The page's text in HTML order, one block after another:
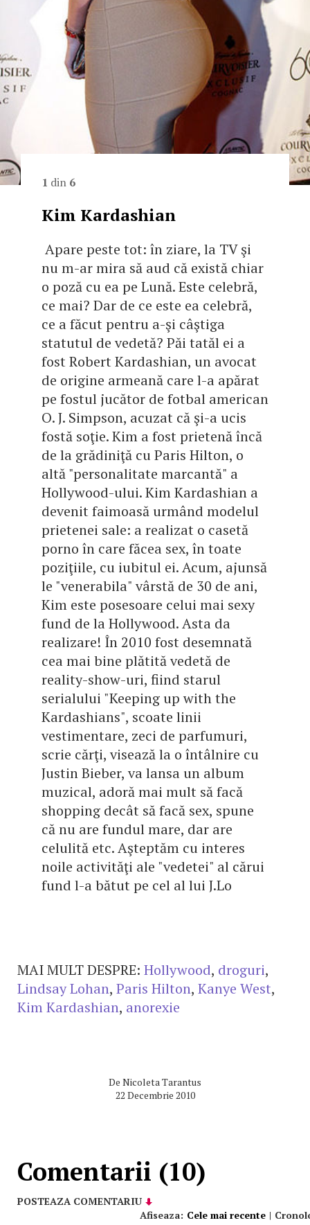
1 din 6
Kim Kardashian
Apare peste tot: în ziare, la TV şi
nu m-ar mira să aud că există chiar
o poză cu ea pe Lună. Este celebră,
ce mai? Dar de ce este ea celebră,
ce a făcut pentru a-şi câştiga
statutul de vedetă? Păi tatăl ei a
fost Robert Kardashian, un avocat
de origine armeană care l-a apărat
pe fostul jucător de fotbal american
O. J. Simpson, acuzat că şi-a ucis
fostă soţie. Kim a fost prietenă încă
de la grădiniţă cu Paris Hilton, o
altă "personalitate marcantă" a
Hollywood-ului. Kim Kardashian a
devenit faimoasă urmând modelul
prietenei sale: a realizat o casetă
porno în care făcea sex, în toate
poziţiile, cu iubitul ei. Acum, ajunsă
le "venerabila" vârstă de 30 de ani,
Kim este posesoare celui mai sexy
fund de la Hollywood. Asta da
realizare! În 2010 fost desemnată
cea mai bine plătită vedetă de
reality-show-uri, fiind starul
serialului "Keeping up with the
Kardashians", scoate linii
vestimentare, zeci de parfumuri,
scrie cărţi, visează la o întâlnire cu
Justin Bieber, va lansa un album
muzical, adoră mai mult să facă
shopping decât să facă sex, spune
că nu are fundul mare, dar are
celulită etc. Aşteptăm cu interes
noile activităţi ale "vedetei" al cărui
fund l-a bătut pe cel al lui J.Lo
MAI MULT DESPRE: Hollywood, droguri,
Lindsay Lohan, Paris Hilton, Kanye West,
Kim Kardashian, anorexie
De Nicoleta Tarantus
22 Decembrie 2010
Comentarii (10)
POSTEAZA COMENTARIU
Afiseaza: Cele mai recente |